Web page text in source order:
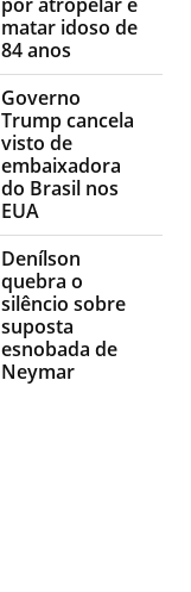
matar idoso de
84 anos
Governo
Trump cancela
visto de
embaixadora
do Brasil nos
EUA
Denílson
quebra o
silêncio sobre
suposta
esnobada de
Neymar